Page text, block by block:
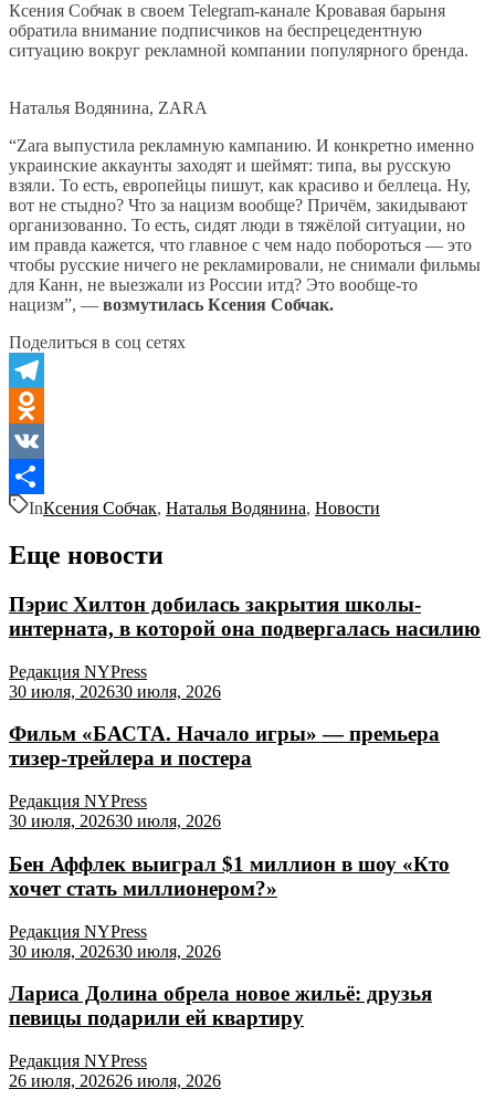
Ксения Собчак в своем Telegram-канале Кровавая барыня
обратила внимание подписчиков на беспрецедентную
ситуацию вокруг рекламной компании популярного бренда.
Наталья Водянина, ZARA
“Zara выпустила рекламную кампанию. И конкретно именно
украинские аккаунты заходят и шеймят: типа, вы русскую
взяли. То есть, европейцы пишут, как красиво и беллеца. Ну,
вот не стыдно? Что за нацизм вообще? Причём, закидывают
организованно. То есть, сидят люди в тяжёлой ситуации, но
им правда кажется, что главное с чем надо побороться — это
чтобы русские ничего не рекламировали, не снимали фильмы
для Канн, не выезжали из России итд? Это вообще-то
нацизм”, — возмутилась Ксения Собчак.
Поделиться в соц сетях
Telegram
Odnoklassniki
VK
Отправить
InКсения Собчак, Наталья Водянина, Новости
Еще новости
Пэрис Хилтон добилась закрытия школы-
интерната, в которой она подвергалась насилию
Редакция NYPress
30 июля, 202630 июля, 2026
Фильм «БАСТА. Начало игры» — премьера
тизер-трейлера и постера
Редакция NYPress
30 июля, 202630 июля, 2026
Бен Аффлек выиграл $1 миллион в шоу «Кто
хочет стать миллионером?»
Редакция NYPress
30 июля, 202630 июля, 2026
Лариса Долина обрела новое жильё: друзья
певицы подарили ей квартиру
Редакция NYPress
26 июля, 202626 июля, 2026